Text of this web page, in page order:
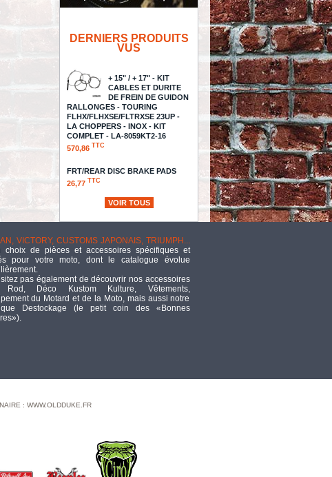
DERNIERS PRODUITS
VUS
+ 15" / + 17" - KIT
CABLES ET DURITE
DE FREIN DE GUIDON
RALLONGES - TOURING
FLHX/FLHXSE/FLTRXSE 23UP -
LA CHOPPERS - INOX - KIT
COMPLET - LA-8059KT2-16
570,86 TTC
FRT/REAR DISC BRAKE PADS
26,77 TTC
DVD DEVILS & ANGELS
DISCONTINUED
59,93TTC
CAST IRON OIL PUMP SUB
ASSEMBLY
476,47 TTC
PAYS : FRANCE - FORMAT : 210 X
130 MM - NOIR - HBSKZ-FXSB-F
TTC
VOIR TOUS
VICTORY, CUSTOMS JAPONAIS, TRIUMPH...
de pièces et accessoires spécifiques et
pour votre moto, dont le catalogue évolue
pas également de découvrir nos accessoires
Rod, Déco Kustom Kulture, Vêtements,
du Motard et de la Moto, mais aussi notre
Destockage (le petit coin des «Bonnes
: WWW.OLDDUKE.FR